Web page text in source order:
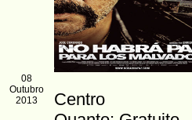
08
Outubro
2013
Centro